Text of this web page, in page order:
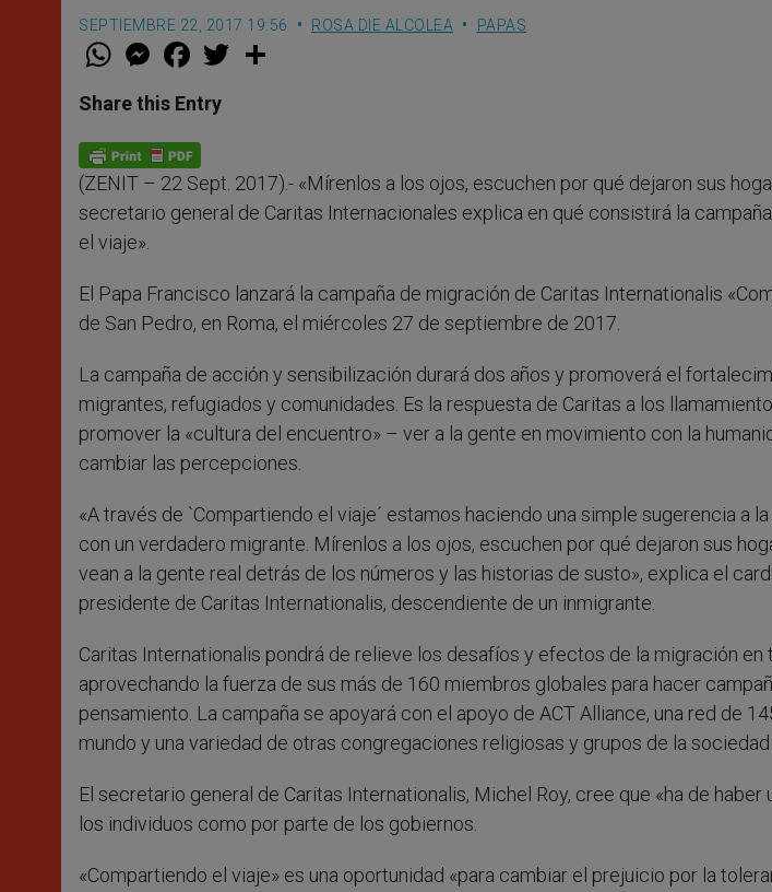
SEPTIEMBRE 22, 2017 19:56 ROSA DIE ALCOLEA PAPAS
W
t
s
p
p
M
e
s
e
g
e
F
a
e
b
o
k
w
Share this Entry
(ZENIT – 22 Sept. 2017).- «Mírenlos a los ojos, escuchen por qué dejaron sus
secretario general de Caritas Internacionales explica en qué consistirá la
el viaje».
El Papa Francisco lanzará la campaña de migración de Caritas Internationalis
de San Pedro, en Roma, el miércoles 27 de septiembre de 2017.
La campaña de acción y sensibilización durará dos años y promoverá el
migrantes, refugiados y comunidades. Es la respuesta de Caritas a los
promover la «cultura del encuentro» – ver a la gente en movimiento con la
cambiar las percepciones.
«A través de `Compartiendo el viaje´ estamos haciendo una simple sugerencia a
con un verdadero migrante. Mírenlos a los ojos, escuchen por qué dejaron sus
vean a la gente real detrás de los números y las historias de susto», explica el
presidente de Caritas Internationalis, descendiente de un inmigrante.
Caritas Internationalis pondrá de relieve los desafíos y efectos de la migración en
aprovechando la fuerza de sus más de 160 miembros globales para hacer
pensamiento. La campaña se apoyará con el apoyo de ACT Alliance, una red de
mundo y una variedad de otras congregaciones religiosas y grupos de la
El secretario general de Caritas Internationalis, Michel Roy, cree que «ha de
los individuos como por parte de los gobiernos.
«Compartiendo el viaje» es una oportunidad «para cambiar el prejuicio por la